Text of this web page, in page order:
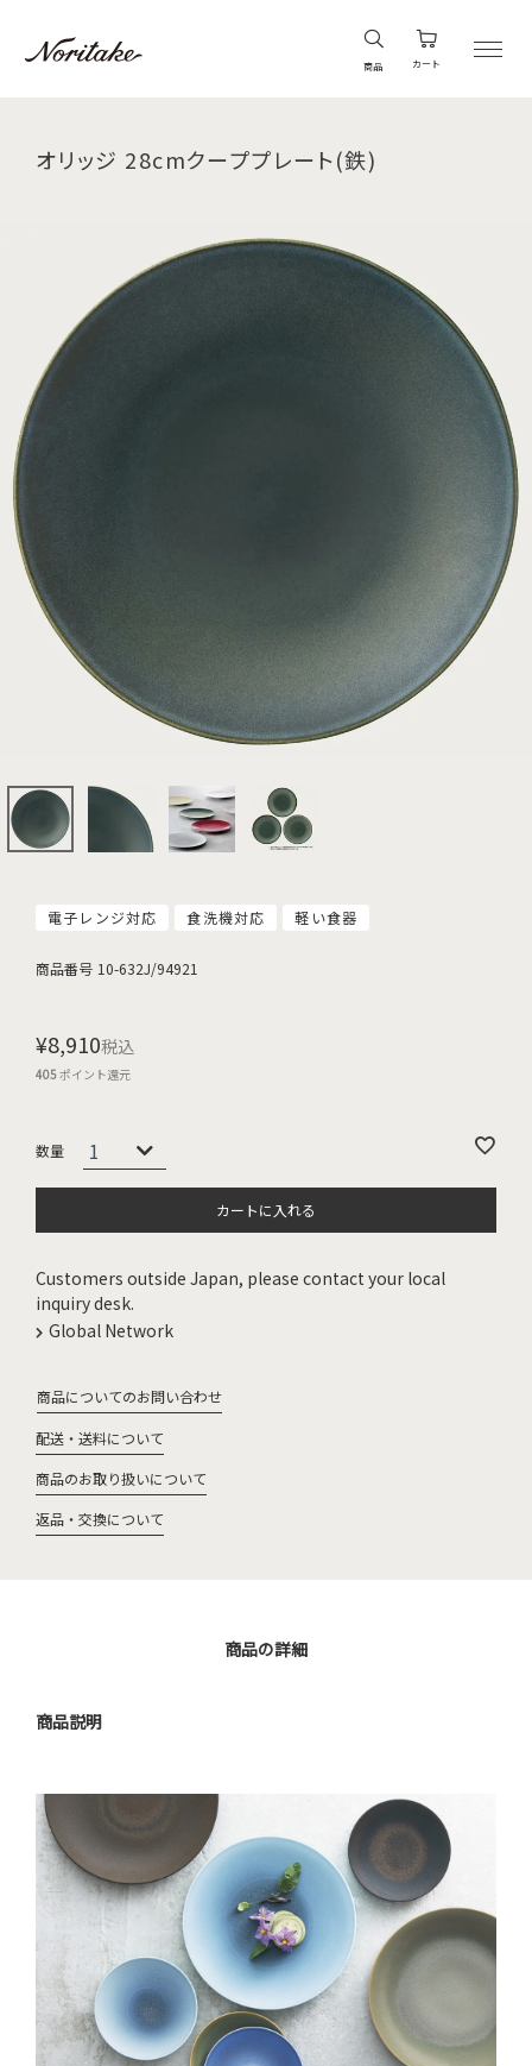
商品 カート
オリッジ 28cmクーププレート(鉄)
電子レンジ対応 食洗機対応 軽い食器
商品番号 10-632J/94921
¥8,910税込
405ポイント還元
カートに入れる
Customers outside Japan, please contact your local
inquiry desk.
Global Network
商品についてのお問い合わせ
配送・送料について
商品のお取り扱いについて
返品・交換について
商品の詳細
商品説明